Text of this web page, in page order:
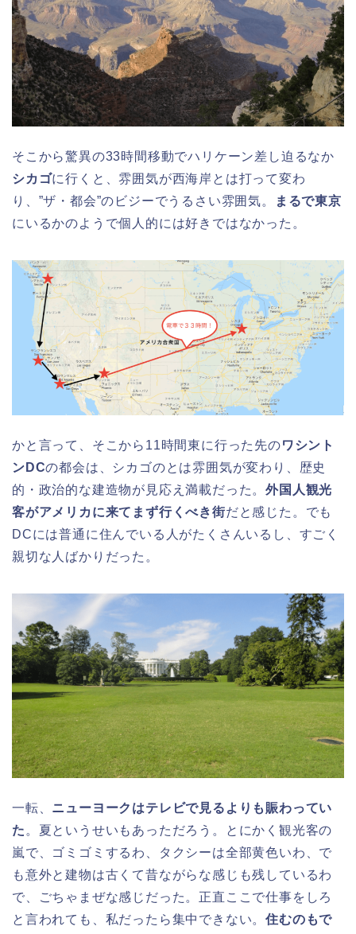
そこから驚異の33時間移動でハリケーン差し迫るなか
シカゴに行くと、雰囲気が西海岸とは打って変わ
り、”ザ・都会”のビジーでうるさい雰囲気。
まるで東京
にいるかのようで個人的には好きではなかった。
かと言って、そこから11時間東に行った先のワシント
ンDCの都会は、シカゴのとは雰囲気が変わり、歴史
的・政治的な建造物が見応え満載だった。外国人観光
客がアメリカに来てまず行くべき街だと感じた。でも
DCには普通に住んでいる人がたくさんいるし、すごく
親切な人ばかりだった。
一転、 ニューヨークはテレビで見るよりも賑わってい
た 。夏というせいもあっただろう。とにかく観光客の
嵐で、ゴミゴミするわ、タクシーは全部黄色いわ、で
も意外と建物は古くて昔ながらな感じも残しているわ
で、ごちゃまぜな感じだった。正直ここで仕事をしろ
と言われても、私だったら集中できない。住むのもで